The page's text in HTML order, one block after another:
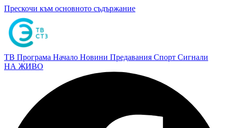
Прескочи към основното съдържание
ТВ Програма Начало Новини Предавания Спорт Сигнали
НА ЖИВО